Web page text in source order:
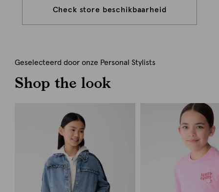
Check store beschikbaarheid
Geselecteerd door onze Personal Stylists
Shop the look